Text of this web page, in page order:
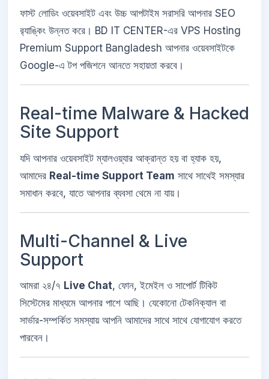
ফাস্ট লোডিং ওয়েবসাইট এবং উচ্চ আপটাইম সরাসরি আপনার SEO
র‌্যাঙ্কিং উন্নত করে। BD IT CENTER-এর VPS Hosting
Premium Support Bangladesh আপনার ওয়েবসাইটকে
Google-এ টপ পজিশনে আনতে সহায়তা করবে।
Real-time Malware & Hacked
Site Support
যদি আপনার ওয়েবসাইট ম্যালওয়্যার আক্রান্ত হয় বা হ্যাক হয়,
আমাদের Real-time Support Team সাথে সাথেই সমস্যার
সমাধান করবে, যাতে আপনার ব্যবসা থেমে না যায়।
Multi-Channel & Live
Support
আমরা ২৪/৭ Live Chat, ফোন, ইমেইল ও সাপোর্ট টিকিট
সিস্টেমের মাধ্যমে আপনার পাশে আছি। যেকোনো টেকনিক্যাল বা
সার্ভার-সম্পর্কিত সমস্যায় আপনি আমাদের সাথে সাথে যোগাযোগ করতে
পারবেন।